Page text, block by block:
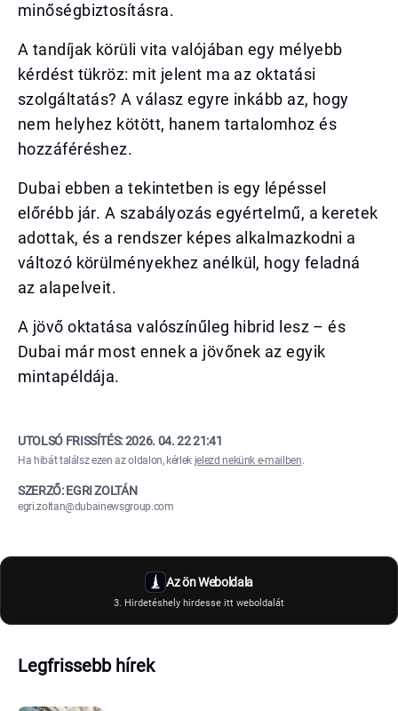
minőségbiztosításra.
A tandíjak körüli vita valójában egy mélyebb
kérdést tükröz: mit jelent ma az oktatási
szolgáltatás? A válasz egyre inkább az, hogy
nem helyhez kötött, hanem tartalomhoz és
hozzáféréshez.
Dubai ebben a tekintetben is egy lépéssel
előrébb jár. A szabályozás egyértelmű, a keretek
adottak, és a rendszer képes alkalmazkodni a
változó körülményekhez anélkül, hogy feladná
az alapelveit.
A jövő oktatása valószínűleg hibrid lesz – és
Dubai már most ennek a jövőnek az egyik
mintapéldája.
UTOLSÓ FRISSÍTÉS:2026. 04. 22 21:41
Ha hibát találsz ezen az oldalon, kérlek jelezd nekünk e-mailben.
SZERZŐ: EGRI ZOLTÁN
egri.zoltan@dubainewsgroup.com
Az ön Weboldala
3. Hirdetéshely hirdesse itt weboldalát
Legfrissebb hírek